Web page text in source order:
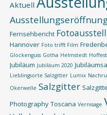
Aktuell
Fernsehbericht
Hannover Foto trifft Film
Glockenguss Gotha Helmstedt Hoffest
Jubiläum Jubiläum 2020
Lieblingsorte Salzgitter Lumix
Okerwelle Salzgitter
Photography Toscana Vernisage